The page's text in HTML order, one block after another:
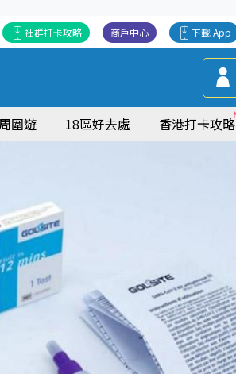
下載 App
商戶中心
社群打卡攻略
圍遊 18區好去處 香港打卡攻略